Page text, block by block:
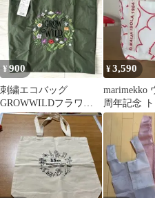
¥900
刺繍エコバッグ
GROWWILDフラワー
柄
¥3,590
marimekko
周年記念